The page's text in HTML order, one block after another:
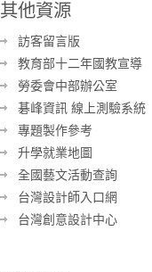
其他資源
訪客留言版
教育部十二年國教宣導
勞委會中部辦公室
碁峰資訊 線上測驗系統
專題製作參考
升學就業地圖
全國藝文活動查詢
台灣設計師入口網
台灣創意設計中心